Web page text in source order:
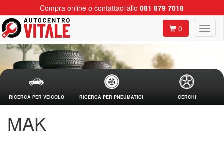
Compra online o contattaci allo 081 879 7018
0
RICERCA PER VEICOLO RICERCA PER PNEUMATICI CERCHI
MAK